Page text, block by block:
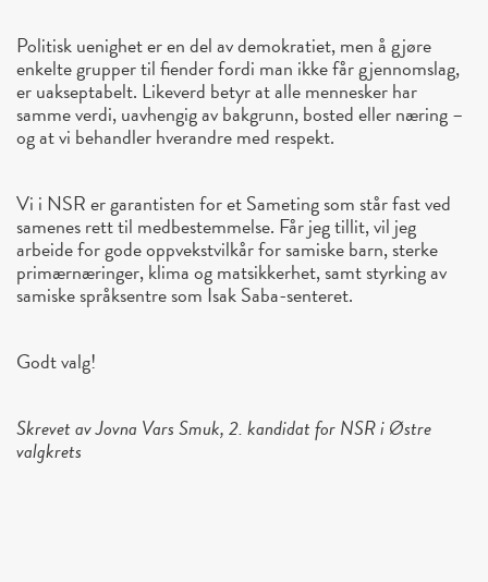
Politisk uenighet er en del av demokratiet, men å gjøre
enkelte grupper til fiender fordi man ikke får gjennomslag,
er uakseptabelt. Likeverd betyr at alle mennesker har
samme verdi, uavhengig av bakgrunn, bosted eller næring –
og at vi behandler hverandre med respekt.
Vi i NSR er garantisten for et Sameting som står fast ved
samenes rett til medbestemmelse. Får jeg tillit, vil jeg
arbeide for gode oppvekstvilkår for samiske barn, sterke
primærnæringer, klima og matsikkerhet, samt styrking av
samiske språksentre som Isak Saba-senteret.
Godt valg!
Skrevet av Jovna Vars Smuk, 2. kandidat for NSR i Østre
valgkrets